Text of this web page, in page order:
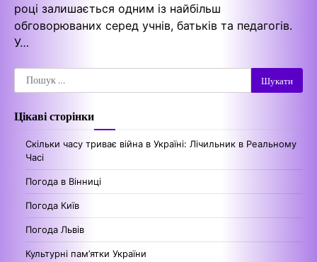
році залишається одним із найбільш
обговорюваних серед учнів, батьків та педагогів.
У…
Пошук:
Цікаві сторінки
Скільки часу триває війна в Україні: Лічильник в Реальному
Часі
Погода в Вінниці
Погода Київ
Погода Львів
Культурні пам’ятки України